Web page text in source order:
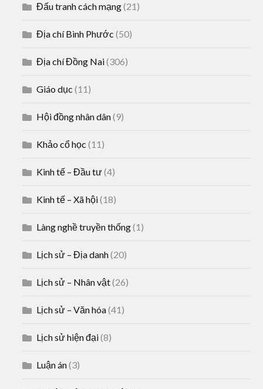
Đấu tranh cách mạng(21)
Địa chí Bình Phước (50)
Địa chí Đồng Nai(306)
Giáo dục (11)
Hội đồng nhân dân(9)
Khảo cổ học (11)
Kinh tế – Đầu tư(4)
Kinh tế – Xã hội(18)
Làng nghề truyền thống(1)
Lịch sử – Địa danh(20)
Lịch sử – Nhân vật(26)
Lịch sử – Văn hóa(41)
Lịch sử hiện đại(8)
Luận án(3)